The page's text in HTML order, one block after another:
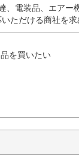
、電装品、エア
ただける商社を求
を買いたい